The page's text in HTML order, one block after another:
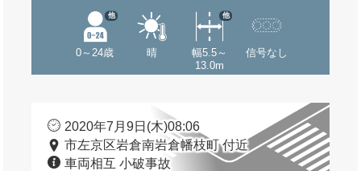
0～24歳
他
晴
幅5.5～
13.0m
他
信号なし
2020年7月9日(木)08:06
市左京区岩倉南岩倉幡枝町 付近
車両相互 小破事故